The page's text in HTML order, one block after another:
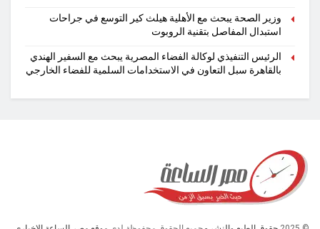
وزير الصحة يبحث مع الأهلية هيلث كير التوسع في جراحات
استبدال المفاصل بتقنية الروبوت
الرئيس التنفيذي لوكالة الفضاء المصرية يبحث مع السفير الهندي
بالقاهرة سبل التعاون في الاستخدامات السلمية للفضاء الخارجي